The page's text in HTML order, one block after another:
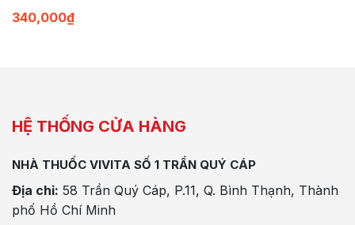
340,000₫
HỆ THỐNG CỬA HÀNG
NHÀ THUỐC VIVITA SỐ 1 TRẦN QUÝ CÁP
Địa chỉ: 58 Trần Quý Cáp, P.11, Q. Bình Thạnh, Thành
phố Hồ Chí Minh